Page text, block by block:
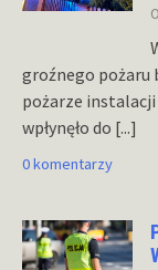
groźnego pożaru
pożarze
wpłynęło do [...]
0 komentarzy